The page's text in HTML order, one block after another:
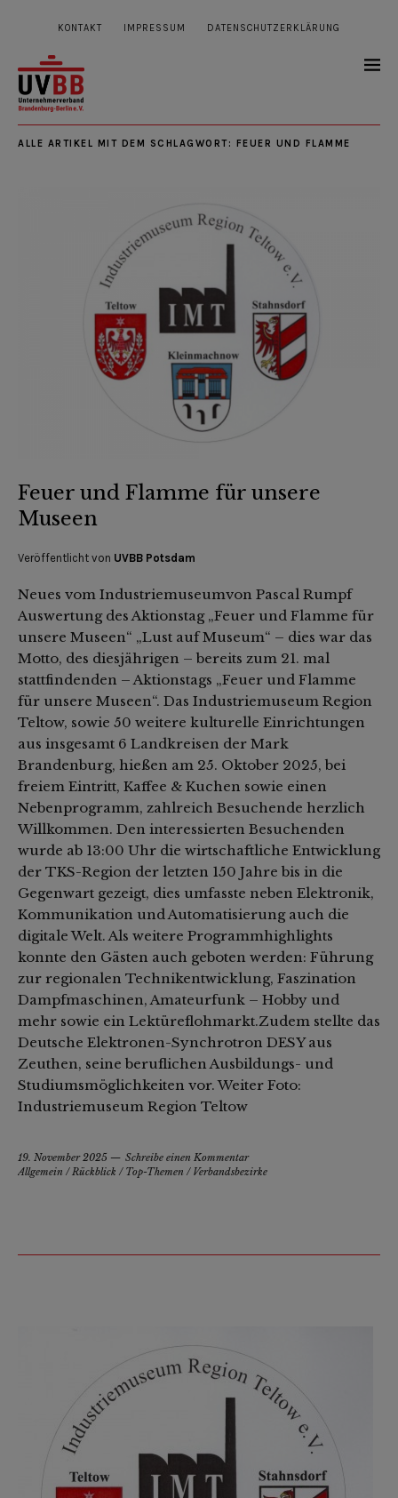
KONTAKT IMPRESSUM DATENSCHUTZERKLÄRUNG
ALLE ARTIKEL MIT DEM SCHLAGWORT: FEUER UND FLAMME
Feuer und Flamme für unsere
Museen
Veröffentlicht von UVBB Potsdam
Neues vom Industriemuseumvon Pascal Rumpf
Auswertung des Aktionstag „Feuer und Flamme für
unsere Museen“ „Lust auf Museum“ – dies war das
Motto, des diesjährigen – bereits zum 21. mal
stattfindenden – Aktionstags „Feuer und Flamme
für unsere Museen“. Das Industriemuseum Region
Teltow, sowie 50 weitere kulturelle Einrichtungen
aus insgesamt 6 Landkreisen der Mark
Brandenburg, hießen am 25. Oktober 2025, bei
freiem Eintritt, Kaffee & Kuchen sowie einen
Nebenprogramm, zahlreich Besuchende herzlich
Willkommen. Den interessierten Besuchenden
wurde ab 13:00 Uhr die wirtschaftliche Entwicklung
der TKS-Region der letzten 150 Jahre bis in die
Gegenwart gezeigt, dies umfasste neben Elektronik,
Kommunikation und Automatisierung auch die
digitale Welt. Als weitere Programmhighlights
konnte den Gästen auch geboten werden: Führung
zur regionalen Technikentwicklung, Faszination
Dampfmaschinen, Amateurfunk – Hobby und
mehr sowie ein Lektüreflohmarkt.Zudem stellte das
Deutsche Elektronen-Synchrotron DESY aus
Zeuthen, seine beruflichen Ausbildungs- und
Studiumsmöglichkeiten vor. Weiter Foto:
Industriemuseum Region Teltow
19. November 2025
Schreibe einen Kommentar
Allgemein /Rückblick / Top-Themen / Verbandsbezirke